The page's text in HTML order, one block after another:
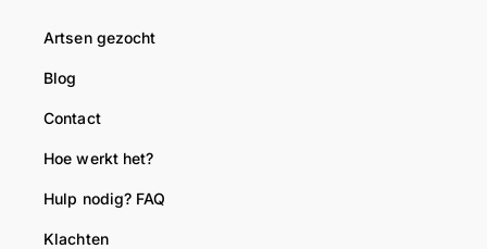
Artsen gezocht
Blog
Contact
Hoe werkt het?
Hulp nodig? FAQ
Klachten